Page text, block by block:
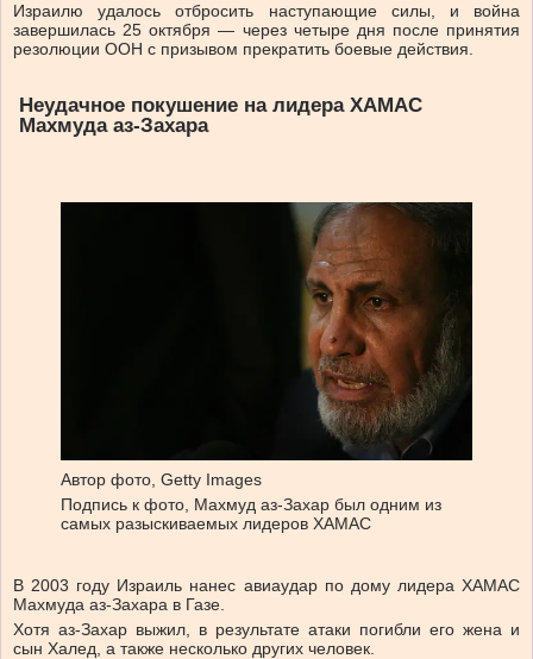
Израилю удалось отбросить наступающие силы, и война
завершилась 25 октября — через четыре дня после принятия
резолюции ООН с призывом прекратить боевые действия.
Неудачное покушение на лидера ХАМАС
Махмуда аз-Захара
Автор фото, Getty Images
Подпись к фото, Махмуд аз-Захар был одним из
самых разыскиваемых лидеров ХАМАС
В 2003 году Израиль нанес авиаудар по дому лидера ХАМАС
Махмуда аз-Захара в Газе.
Хотя аз-Захар выжил, в результате атаки погибли его жена и
сын Халед, а также несколько других человек.